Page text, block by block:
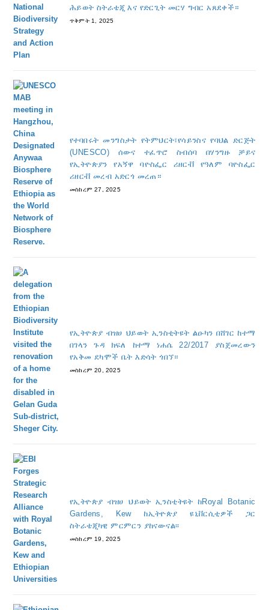
ሕይወት ስትራቴጂ እና የድርጊት መርሃ ግብር አጸደቀች።
ጥቅምት 1, 2025
የተባበሩት መንግስታት የትምህርት፣የሳይንስና የባህል ድርጅት
(UNESCO) ሰውና ተፈጥሮ ስብሰባ በሃንግዙ ቻይና
የኢትዮጵያን የአኝዋ ባዮስፌር ሪዘርቭ የዓለም ባዮስፌር
ሪዘርቭ መረብ አድርጎ መረጠ።
መስከረም 27, 2025
የኢትዮጵያ ብዝሀ ህይወት ኢንስቲትዩት ልዑካን በሸገር ከተማ
በገላን ጉዳ ክፍለ ከተማ ነሐሴ 22/2017 ያስጀመረውን
የአቅመ ደካሞች ቤት እድሳት ጎበኘ።
መስከረም 20, 2025
የኢትዮጵያ ብዝሀ ህይወት ኢንስቲትዩት ከRoyal Botanic
Gardens, Kew ከኢትዮጵያ ዩኒቨርሲቲዎች ጋር
ስትራቴጂካዊ ምርምርን ያከናውናል፡፡
መስከረም 19, 2025